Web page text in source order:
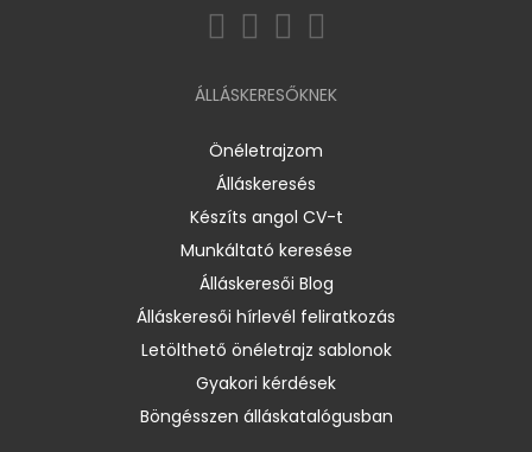
ÁLLÁSKERESŐKNEK
Önéletrajzom
Álláskeresés
Készíts angol CV-t
Munkáltató keresése
Álláskeresői Blog
Álláskeresői hírlevél feliratkozás
Letölthető önéletrajz sablonok
Gyakori kérdések
Böngésszen álláskatalógusban